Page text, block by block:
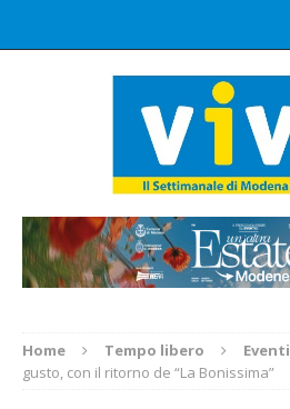
Home Tempo libero Eventi
gusto, con il ritorno de “La Bonissima”